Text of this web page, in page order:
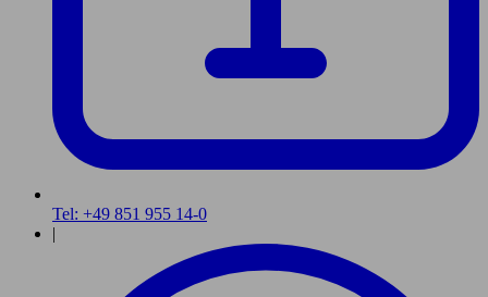
Tel: +49 851 955 14-0
|